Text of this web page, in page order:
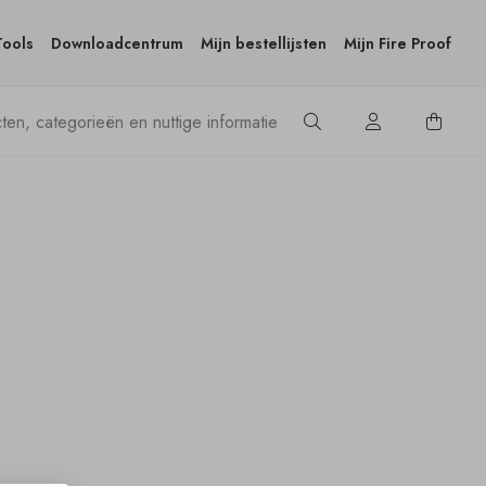
Downloadcentrum Mijn bestellijsten Mijn Fire Proof